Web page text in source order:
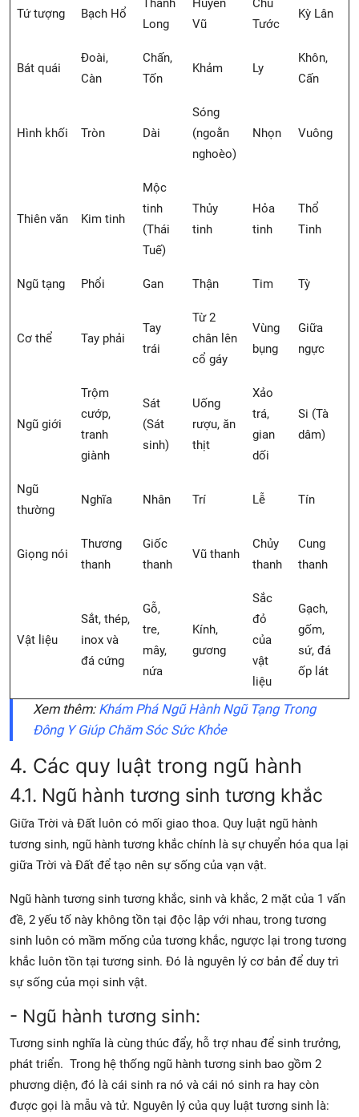
Tứ tượng Bạch Hổ
Thanh
Long
Huyền
Vũ
Chu
Tước
Kỳ Lân
Bát quái
Đoài,
Càn
Chấn,
Tốn
Khảm Ly
Khôn,
Cấn
Hình khối Tròn Dài
Sóng
(ngoằn
nghoèo)
Nhọn Vuông
Thiên văn Kim tinh
Mộc
tinh
(Thái
Tuế)
Thủy
tinh
Hỏa
tinh
Thổ
Tinh
Ngũ tạng Phổi Gan Thận Tim Tỳ
Cơ thể Tay phải
Tay
trái
Từ 2
chân lên
cổ gáy
Vùng
bụng
Giữa
ngực
Ngũ giới
Trộm
cướp,
tranh
giành
Sát
(Sát
sinh)
Uống
rượu, ăn
thịt
Xảo
trá,
gian
dối
Si (Tà
dâm)
Ngũ
thường
Nghĩa Nhân Trí Lễ Tín
Giọng nói
Thương
thanh
Giốc
thanh
Vũ thanh
Chủy
thanh
Cung
thanh
Vật liệu
Sắt, thép,
inox và
đá cứng
Gỗ,
tre,
mây,
nứa
Kính,
gương
Sắc
đỏ
của
vật
liệu
Gạch,
gốm,
sứ, đá
ốp lát
Xem thêm: Khám Phá Ngũ Hành Ngũ Tạng Trong
Đông Y Giúp Chăm Sóc Sức Khỏe
4. Các quy luật trong ngũ hành
4.1. Ngũ hành tương sinh tương khắc
Giữa Trời và Đất luôn có mối giao thoa. Quy luật ngũ hành
tương sinh, ngũ hành tương khắc chính là sự chuyển hóa qua lại
giữa Trời và Đất để tạo nên sự sống của vạn vật.
Ngũ hành tương sinh tương khắc, sinh và khắc, 2 mặt của 1 vấn
đề, 2 yếu tố này không tồn tại độc lập với nhau, trong tương
sinh luôn có mầm mống của tương khắc, ngược lại trong tương
khắc luôn tồn tại tương sinh. Đó là nguyên lý cơ bản để duy trì
sự sống của mọi sinh vật.
- Ngũ hành tương sinh:
Tương sinh nghĩa là cùng thúc đẩy, hỗ trợ nhau để sinh trưởng,
phát triển. Trong hệ thống ngũ hành tương sinh bao gồm 2
phương diện, đó là cái sinh ra nó và cái nó sinh ra hay còn
được gọi là mẫu và tử. Nguyên lý của quy luật tương sinh là: